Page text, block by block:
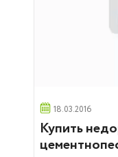
18.03.2016
Купить